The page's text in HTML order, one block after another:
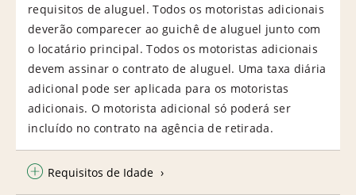
requisitos de aluguel. Todos os motoristas adicionais
deverão comparecer ao guichê de aluguel junto com
o locatário principal. Todos os motoristas adicionais
devem assinar o contrato de aluguel. Uma taxa diária
adicional pode ser aplicada para os motoristas
adicionais. O motorista adicional só poderá ser
incluído no contrato na agência de retirada.
Requisitos de Idade